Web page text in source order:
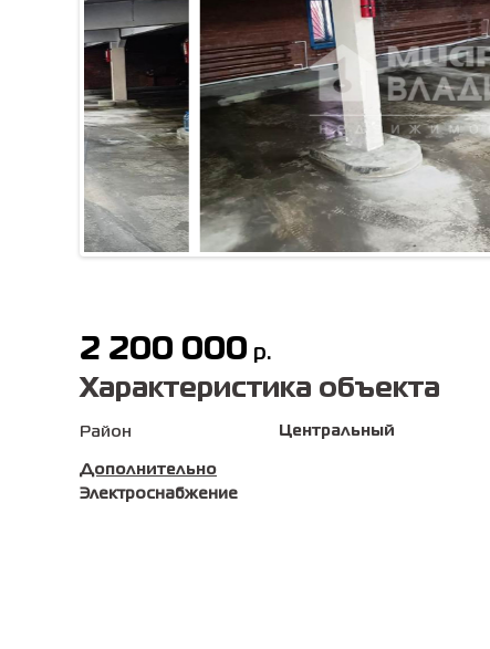
2 200 000 р.
Характеристика объекта
Район Центральный
Дополнительно
Электроснабжение